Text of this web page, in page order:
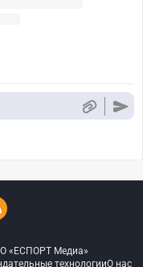
«ЕСПОРТ Медиа»
технологииО нас